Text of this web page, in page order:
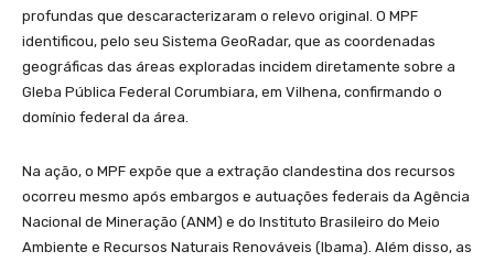
profundas que descaracterizaram o relevo original. O MPF
identificou, pelo seu Sistema GeoRadar, que as coordenadas
geográficas das áreas exploradas incidem diretamente sobre a
Gleba Pública Federal Corumbiara, em Vilhena, confirmando o
domínio federal da área.
Na ação, o MPF expõe que a extração clandestina dos recursos
ocorreu mesmo após embargos e autuações federais da Agência
Nacional de Mineração (ANM) e do Instituto Brasileiro do Meio
Ambiente e Recursos Naturais Renováveis (Ibama). Além disso, as